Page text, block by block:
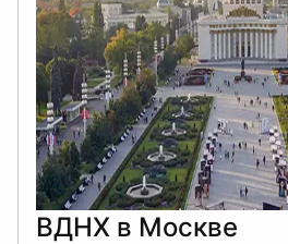
ВДНХ в Москве